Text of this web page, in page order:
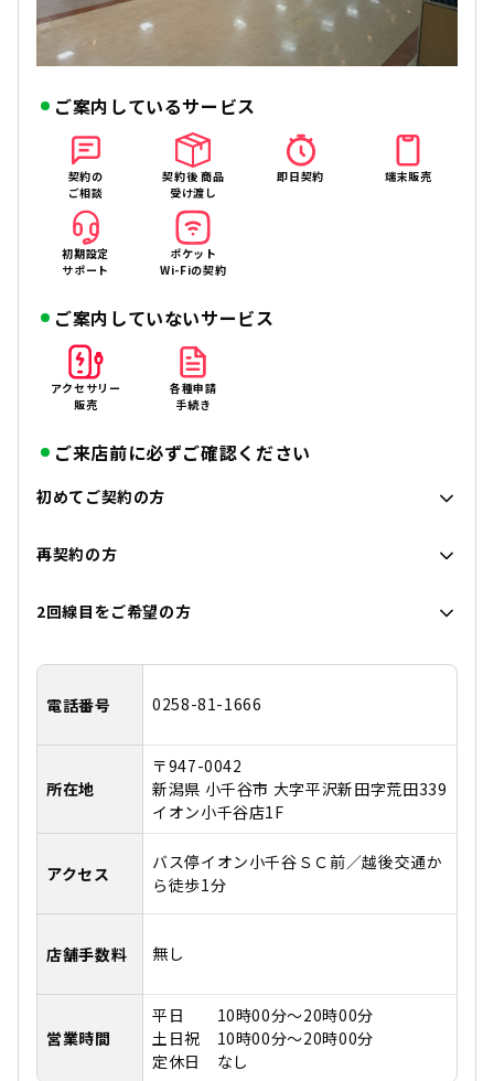
ご案内しているサービス
契約の
ご相談
契約後 商品
受け渡し
即日契約 端末販売
初期設定
サポート
ポケット
Wi-Fiの契約
ご案内していないサービス
アクセサリー
販売
各種申請
手続き
ご来店前に必ずご確認ください
初めてご契約の方
再契約の方
2回線目をご希望の方
電話番号 0258-81-1666
所在地
〒947-0042
新潟県 小千谷市 大字平沢新田字荒田339
イオン小千谷店1F
アクセス
バス停イオン小千谷ＳＣ前／越後交通か
ら徒歩1分
店舗手数料 無し
営業時間
平日 10時00分～20時00分
土日祝 10時00分～20時00分
定休日 なし